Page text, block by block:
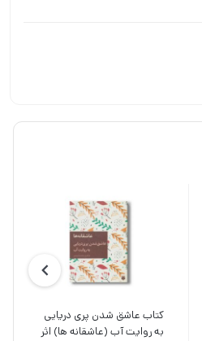
کتاب عاشق شدن پری دریایی
به روایت آب (عاشقانه ها) اثر